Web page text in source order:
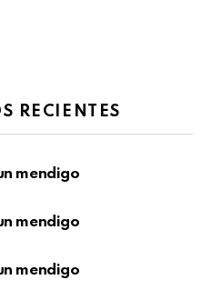
RECIENTES
mendigo
mendigo
mendigo